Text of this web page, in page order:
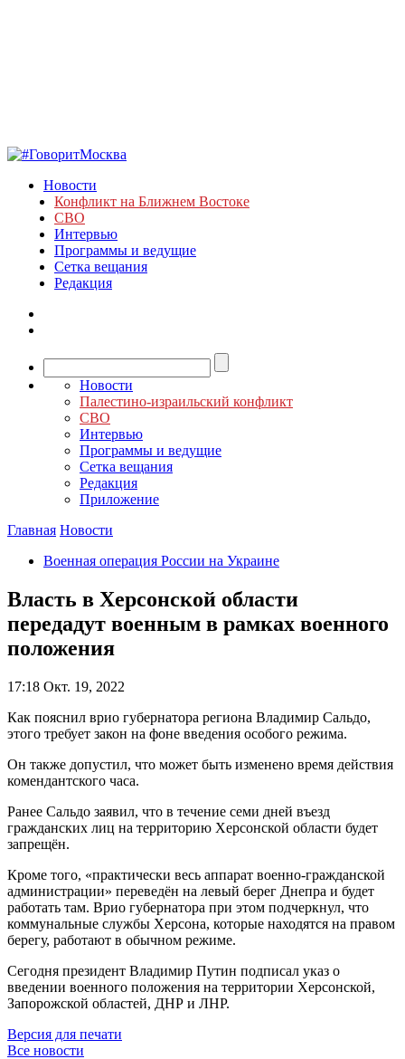
Новости
Конфликт на Ближнем Востоке
СВО
Интервью
Программы и ведущие
Сетка вещания
Редакция
Новости
Палестино-израильский конфликт
СВО
Интервью
Программы и ведущие
Сетка вещания
Редакция
Приложение
Главная Новости
Военная операция России на Украине
Власть в Херсонской области
передадут военным в рамках военного
положения
17:18 Окт. 19, 2022
Как пояснил врио губернатора региона Владимир Сальдо,
этого требует закон на фоне введения особого режима.
Он также допустил, что может быть изменено время действия
комендантского часа.
Ранее Сальдо заявил, что в течение семи дней въезд
гражданских лиц на территорию Херсонской области будет
запрещён.
Кроме того, «практически весь аппарат военно-гражданской
администрации» переведён на левый берег Днепра и будет
работать там. Врио губернатора при этом подчеркнул, что
коммунальные службы Херсона, которые находятся на правом
берегу, работают в обычном режиме.
Сегодня президент Владимир Путин подписал указ о
введении военного положения на территории Херсонской,
Запорожской областей, ДНР и ЛНР.
Версия для печати
Все новости